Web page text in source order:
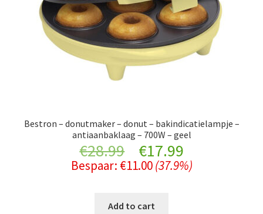
Bestron – donutmaker – donut – bakindicatielampje –
antiaanbaklaag – 700W – geel
€28.99
Original
price
was:
€17.99Current
price
Bespaar: €11.00 (37.9%)
Add to cart